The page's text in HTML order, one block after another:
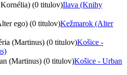
(0 titulov)Ilava (Knihy
ego) (0 titulov)Kežmarok (Alter
(Martinus) (0 titulov)Košice -
(Martinus) (0 titulov)Košice - Urban